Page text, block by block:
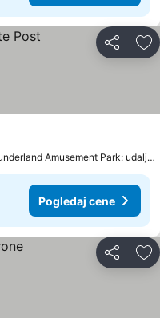
Deli
Fränkisches Wunderland Amusement Park: udaljenost 9.5 km
Pogledaj cene
Deli